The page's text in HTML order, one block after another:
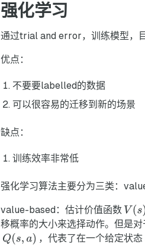
强化学习
通过trial and error，训练模型，
优点：
不要要labelled的数据
可以很容易的迁移到新的场景
缺点：
训练效率非常低
强化学习算法主要分为三类：
value-based：估计价值函数
移概率的大小来选择动作。但是
，代表了在一个给定状态